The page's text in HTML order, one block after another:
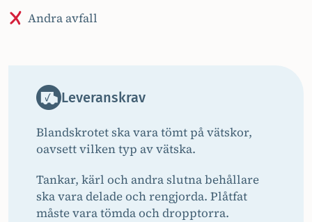
Andra avfall
Leveranskrav
Blandskrotet ska vara tömt på vätskor,
oavsett vilken typ av vätska.
Tankar, kärl och andra slutna behållare
ska vara delade och rengjorda. Plåtfat
måste vara tömda och dropptorra.